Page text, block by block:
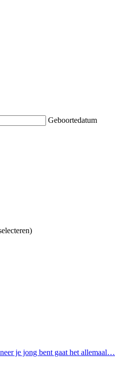
Geboortedatum
je jong bent gaat het allemaal…